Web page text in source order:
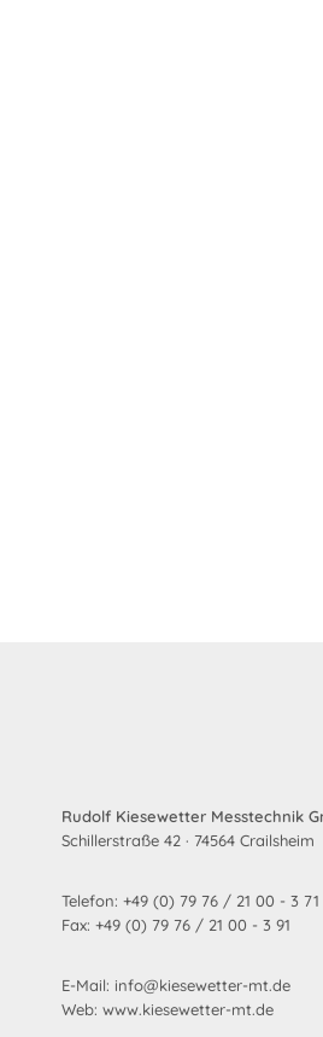
Rudolf Kiesewetter Messtechnik
Schillerstraße 42 · 74564 Crailsheim
Telefon: +49 (0) 79 76 / 21 00 - 3 71
Fax: +49 (0) 79 76 / 21 00 - 3 91
E-Mail: info@kiesewetter-mt.de
Web: www.kiesewetter-mt.de